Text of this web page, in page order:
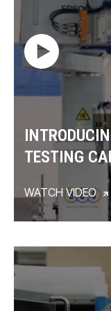
TESTING
WATCH VIDEO